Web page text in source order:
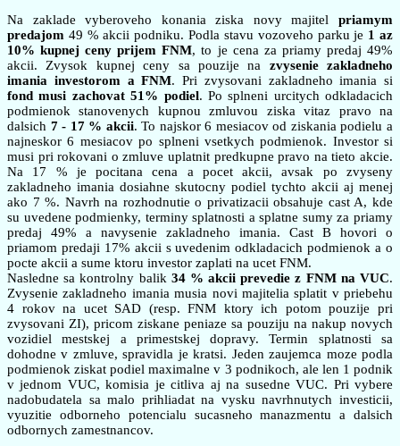
Na zaklade vyberoveho konania ziska novy majitel priamym
predajom 49 % akcii podniku. Podla stavu vozoveho parku je 1 az
10% kupnej ceny prijem FNM, to je cena za priamy predaj 49%
akcii. Zvysok kupnej ceny sa pouzije na zvysenie zakladneho
imania investorom a FNM. Pri zvysovani zakladneho imania si
fond musi zachovat 51% podiel. Po splneni urcitych odkladacich
podmienok stanovenych kupnou zmluvou ziska vitaz pravo na
dalsich 7 - 17 % akcii. To najskor 6 mesiacov od ziskania podielu a
najneskor 6 mesiacov po splneni vsetkych podmienok. Investor si
musi pri rokovani o zmluve uplatnit predkupne pravo na tieto akcie.
Na 17 % je pocitana cena a pocet akcii, avsak po zvyseny
zakladneho imania dosiahne skutocny podiel tychto akcii aj menej
ako 7 %. Navrh na rozhodnutie o privatizacii obsahuje cast A, kde
su uvedene podmienky, terminy splatnosti a splatne sumy za priamy
predaj 49% a navysenie zakladneho imania. Cast B hovori o
priamom predaji 17% akcii s uvedenim odkladacich podmienok a o
pocte akcii a sume ktoru investor zaplati na ucet FNM.
Nasledne sa kontrolny balik 34 % akcii prevedie z FNM na VUC.
Zvysenie zakladneho imania musia novi majitelia splatit v priebehu
4 rokov na ucet SAD (resp. FNM ktory ich potom pouzije pri
zvysovani ZI), pricom ziskane peniaze sa pouziju na nakup novych
vozidiel mestskej a primestskej dopravy. Termin splatnosti sa
dohodne v zmluve, spravidla je kratsi. Jeden zaujemca moze podla
podmienok ziskat podiel maximalne v 3 podnikoch, ale len 1 podnik
v jednom VUC, komisia je citliva aj na susedne VUC. Pri vybere
nadobudatela sa malo prihliadat na vysku navrhnutych investicii,
vyuzitie odborneho potencialu sucasneho manazmentu a dalsich
odbornych zamestnancov.